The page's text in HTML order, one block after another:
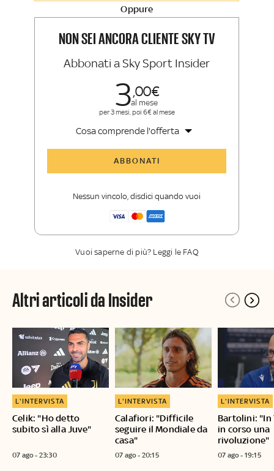
Sport e Sky TG24
La newsletter esclusiva di Sky Sport
Oppure
NON SEI ANCORA CLIENTE SKY TV
Abbonati a Sky Sport Insider
300
al mese
per 3 mesi, poi 6€ al mese
Cosa comprende l'offerta
Sport
La newsletter esclusiva di Sky Sport
ABBONATI
Nessun vincolo, disdici quando vuoi
Vuoi saperne di più? Leggi le FAQ
Altri articoli da Insider
Celik: "Ho detto
subito sì alla Juve"
L'INTERVISTA
07 ago - 23:30
Calafiori: "Difficile
seguire il Mondiale da
casa"
L'INTERVISTA
07 ago - 20:15
Bartolini: "In
in corso una
rivoluzione"
L'INTERVISTA
07 ago - 19:15